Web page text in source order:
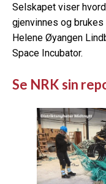
Selskapet viser
gjenvinnes og
Helene Øyangen
Space Incubator.
Se NRK sin